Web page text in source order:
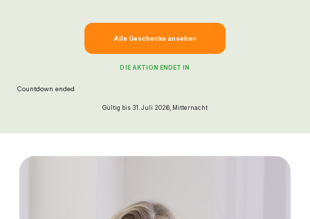
Alle Geschenke ansehen
DIE AKTION ENDET IN
Countdown ended
Gültig bis 31. Juli 2026, Mitternacht